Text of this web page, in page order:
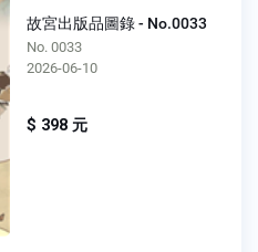
故宮出版品圖錄 - No.0033
No. 0033
2026-06-10
$ 398 元